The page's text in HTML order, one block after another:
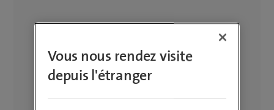
Vous nous rendez visite
depuis l'étranger